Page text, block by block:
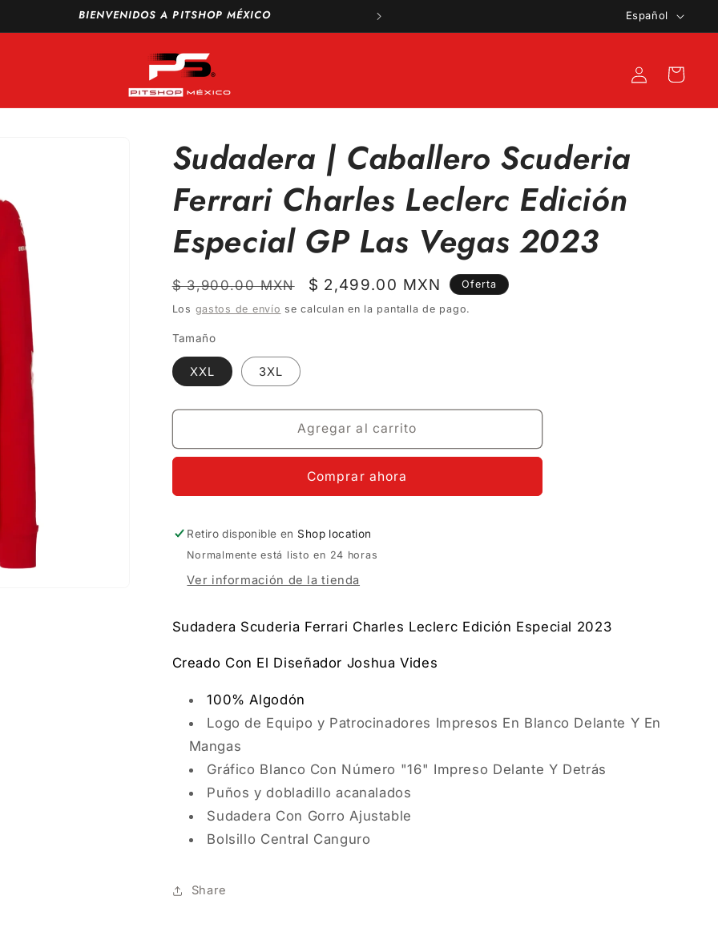
GRATIS a todo México en compras a partir de $1,500 MXN
d
m
Español
Iniciar
sesión
Carrito
Sudadera | Caballero Scuderia
Ferrari Charles Leclerc Edición
Especial GP Las Vegas 2023
Precio
habitual
$ 3,900.00 MXN
Precio
de
$ 2,499.00 MXN Oferta
Los gastos de envío se calculan en la pantalla de pago.
Tamaño
XXL 3XL
Agregar al carrito
Comprar ahora
Retiro disponible en Shop location
Normalmente está listo en 24 horas
Ver información de la tienda
Sudadera Scuderia Ferrari Charles Leclerc Edición Especial 2023
Creado Con El Diseñador Joshua Vides
100% Algodón
Logo de Equipo y Patrocinadores Impresos En Blanco Delante Y En
Mangas
Gráfico Blanco Con Número "16" Impreso Delante Y Detrás
Puños y dobladillo acanalados
Sudadera Con Gorro Ajustable
Bolsillo Central Canguro
Share